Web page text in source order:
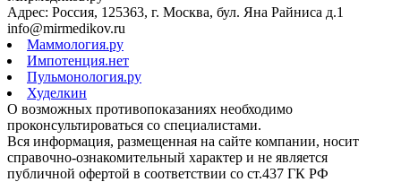
Адрес: Россия, 125363, г. Москва, бул. Яна Райниса д.1
info@mirmedikov.ru
Маммология.ру
Импотенция.нет
Пульмонология.ру
Худелкин
О возможных противопоказаниях необходимо
проконсультироваться со специалистами.
Вся информация, размещенная на сайте компании, носит
справочно-ознакомительный характер и не является
публичной офертой в соответствии со ст.437 ГК РФ